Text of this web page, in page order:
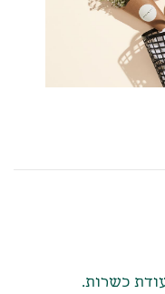
כשרות.